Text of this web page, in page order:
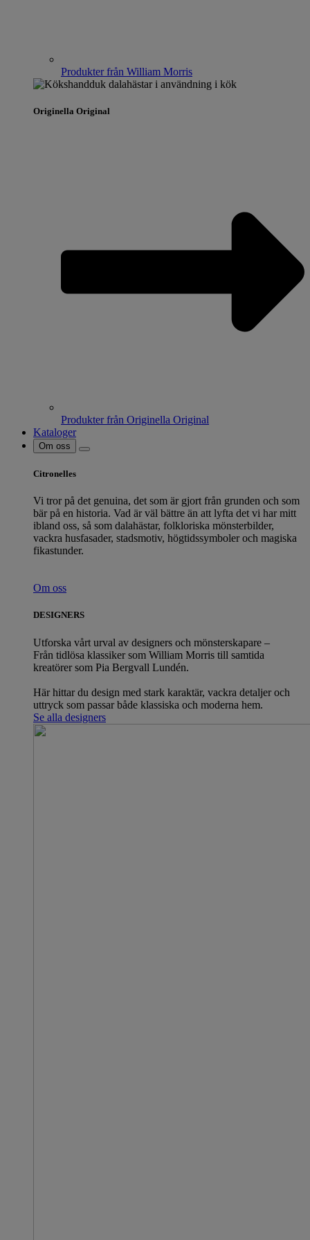
Produkter från William Morris
Originella Original
Produkter från Originella Original
Kataloger
Om oss
Citronelles
Vi tror på det genuina, det som är gjort från grunden och som
bär på en historia. Vad är väl bättre än att lyfta det vi har mitt
ibland oss, så som dalahästar, folkloriska mönsterbilder,
vackra husfasader, stadsmotiv, högtidssymboler och magiska
fikastunder.
Om oss
DESIGNERS
Utforska vårt urval av designers och mönsterskapare –
Från tidlösa klassiker som William Morris till samtida
kreatörer som Pia Bergvall Lundén.
Här hittar du design med stark karaktär, vackra detaljer och
uttryck som passar både klassiska och moderna hem.
Se alla designers